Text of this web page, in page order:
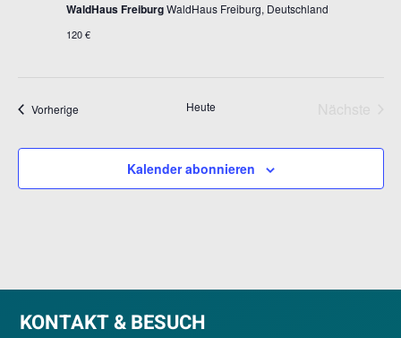
WaldHaus FreiburgWaldHaus Freiburg, Deutschland
120 €
VorherigeVeranstaltungen Heute
Kalender abonnieren
KONTAKT & BESUCH